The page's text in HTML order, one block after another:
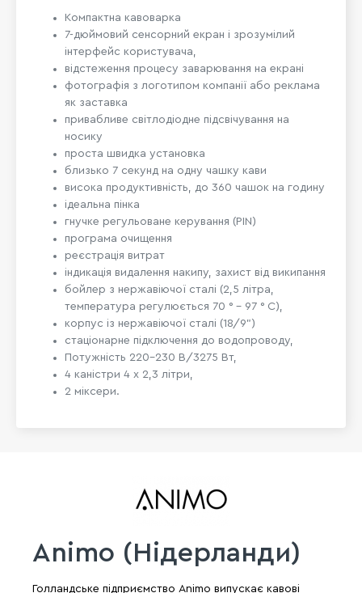
Компактна кавоварка
7-дюймовий сенсорний екран і зрозумілий
інтерфейс користувача,
відстеження процесу заварювання на екрані
фотографія з логотипом компанії або реклама
як заставка
привабливе світлодіодне підсвічування на
носику
проста швидка установка
близько 7 секунд на одну чашку кави
висока продуктивність, до 360 чашок на годину
ідеальна пінка
гнучке регульоване керування (PIN)
програма очищення
реєстрація витрат
індикація видалення накипу, захист від википання
бойлер з нержавіючої сталі (2,5 літра,
температура регулюється 70 ° - 97 ° C),
корпус із нержавіючої сталі (18/9")
стаціонарне підключення до водопроводу,
Потужність 220-230 В/3275 Вт,
4 каністри 4 x 2,3 літри,
2 міксери.
Animo (Нідерланди)
Голландське підприємство Animo випускає кавові